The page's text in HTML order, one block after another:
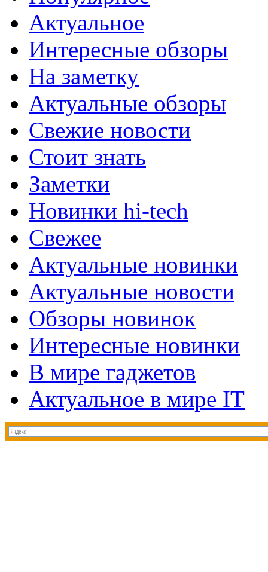
Актуальное
Интересные обзоры
На заметку
Актуальные обзоры
Свежие новости
Стоит знать
Заметки
Новинки hi-tech
Свежее
Актуальные новинки
Актуальные новости
Обзоры новинок
Интересные новинки
В мире гаджетов
Актуальное в мире IT